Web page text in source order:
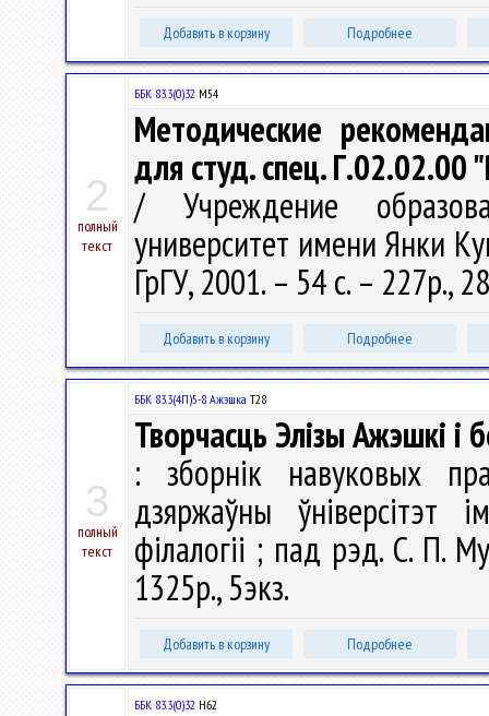
Добавить в корзину Подробнее
2
полный
текст
ББК 83.3(0)32 М54
Методические
для студ. спец. Г.02.02.00
/ Учреждение
университет имени Янки
ГрГУ, 2001. – 54 с. – 227р.,
Добавить в корзину Подробнее
3
полный
текст
ББК 83.3(4П)5-8 Ажэшка Т28
Творчасць Элізы Ажэшкі і
: зборнiк навуковых
дзяржаўны ўніверсітэт
філалогіі ; пад рэд. С. П.
1325р., 5экз.
Добавить в корзину Подробнее
ББК 83.3(0)32 Н62